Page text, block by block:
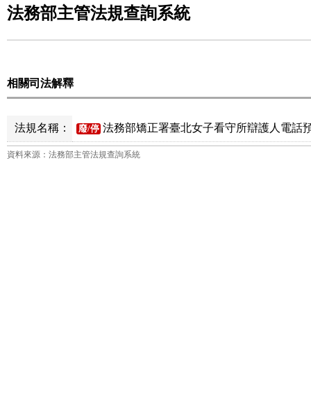
法務部主管法規查詢系統
相關司法解釋
法規名稱： 廢/停 法務部矯正署臺北女子看守所辯護人電話
資料來源：法務部主管法規查詢系統